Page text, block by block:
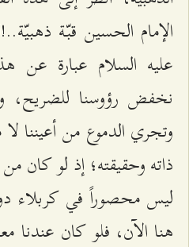
الإمام الحسين قبّة
عليه السلام عبارة عن
نخفض رؤوسنا للضريح،
وتجري الدموع من أعيننا
ذاته وحقيقته؛ إذ لو كان
ليس محصوراً في كربلاء
هنا الآن، فلو كان عندنا